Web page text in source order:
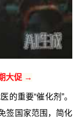
大促 →
的重要“催化剂”。
签国家范围，简化